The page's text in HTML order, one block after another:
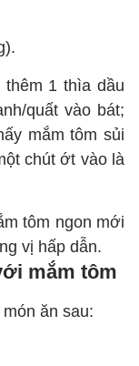
1 thìa dầu
quất vào bát;
mắm tôm sủi
chút ớt vào là
tôm ngon mới
vị hấp dẫn.
mắm tôm
ăn sau: